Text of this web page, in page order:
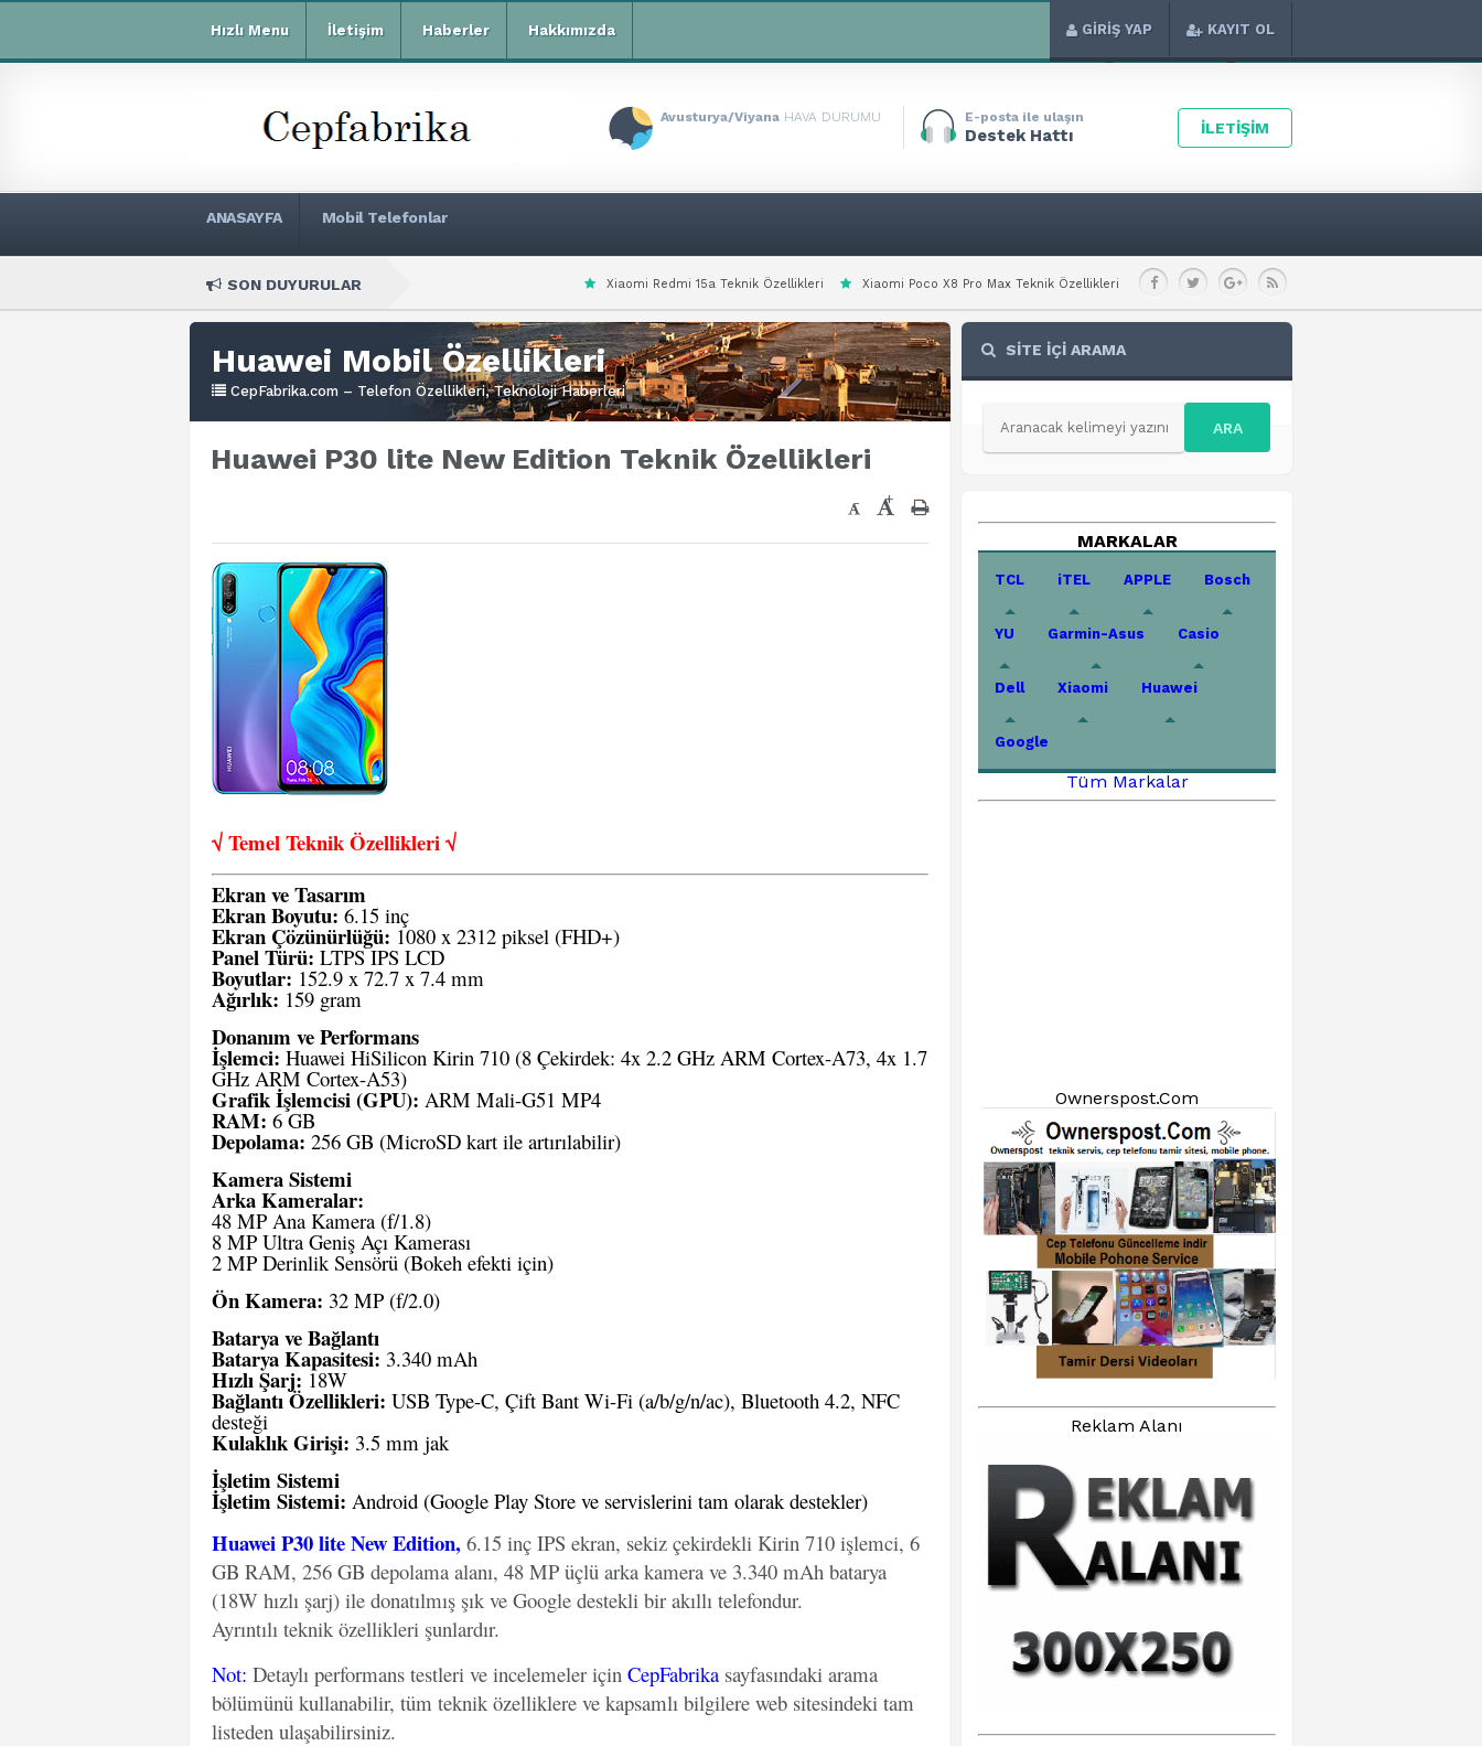
Hızlı Menu İletişim Haberler Hakkımızda GİRİŞ YAP KAYIT OL
Avusturya/Viyana HAVA DURUMU E-posta ile ulaşın
Destek Hattı İLETİŞİM
ANASAYFA Mobil Telefonlar
SON DUYURULAR Xiaomi Redmi 15a Teknik Özellikleri Xiaomi Poco X8 Pro Max Teknik Özellikleri Xiaomi Poco X8 Pro Teknik Özellikleri
Huawei Mobil Özellikleri
CepFabrika.com – Telefon Özellikleri, Teknoloji Haberleri
Huawei P30 lite New Edition Teknik Özellikleri
- +
√ Temel Teknik Özellikleri √
Ekran ve Tasarım
Ekran Boyutu: 6.15 inç
Ekran Çözünürlüğü: 1080 x 2312 piksel (FHD+)
Panel Türü: LTPS IPS LCD
Boyutlar: 152.9 x 72.7 x 7.4 mm
Ağırlık: 159 gram
Donanım ve Performans
İşlemci: Huawei HiSilicon Kirin 710 (8 Çekirdek: 4x 2.2 GHz ARM Cortex-A73, 4x 1.7
GHz ARM Cortex-A53)
Grafik İşlemcisi (GPU): ARM Mali-G51 MP4
RAM: 6 GB
Depolama: 256 GB (MicroSD kart ile artırılabilir)
Kamera Sistemi
Arka Kameralar:
48 MP Ana Kamera (f/1.8)
8 MP Ultra Geniş Açı Kamerası
2 MP Derinlik Sensörü (Bokeh efekti için)
Ön Kamera: 32 MP (f/2.0)
Batarya ve Bağlantı
Batarya Kapasitesi: 3.340 mAh
Hızlı Şarj: 18W
Bağlantı Özellikleri: USB Type-C, Çift Bant Wi-Fi (a/b/g/n/ac), Bluetooth 4.2, NFC
desteği
Kulaklık Girişi: 3.5 mm jak
İşletim Sistemi
İşletim Sistemi: Android (Google Play Store ve servislerini tam olarak destekler)
Huawei P30 lite New Edition, 6.15 inç IPS ekran, sekiz çekirdekli Kirin 710 işlemci, 6
GB RAM, 256 GB depolama alanı, 48 MP üçlü arka kamera ve 3.340 mAh batarya
(18W hızlı şarj) ile donatılmış şık ve Google destekli bir akıllı telefondur.
Ayrıntılı teknik özellikleri şunlardır.
Not: Detaylı performans testleri ve incelemeler için CepFabrika sayfasındaki arama
bölümünü kullanabilir, tüm teknik özelliklere ve kapsamlı bilgilere web sitesindeki tam
listeden ulaşabilirsiniz.
SİTE İÇİ ARAMA
ARA
MARKALAR
TCL iTEL APPLE Bosch
YU Garmin-Asus Casio
Dell Xiaomi Huawei
Google
Tüm Markalar
Ownerspost.Com
Reklam Alanı